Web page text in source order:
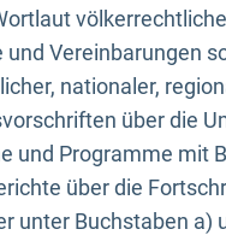
und Vereinbarungen
nationaler,
über die
und Programme mit
über die
unter Buchstaben a)